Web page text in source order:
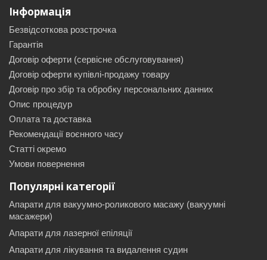
Інформація
Безвідсоткова розстрочка
Гарантія
Договір оферти (сервісне обслуговування)
Договір оферти купівлі-продажу товару
Договір про збір та обробку персональних данних
Опис процедур
Оплата та доставка
Рекомендації воєнного часу
Статті окремо
Умови повернення
Популярні категорії
Апарати для вакуумно-роликового масажу (вакуумні
масажери)
Апарати для лазерної епіляції
Апарати для лікування та видалення судин